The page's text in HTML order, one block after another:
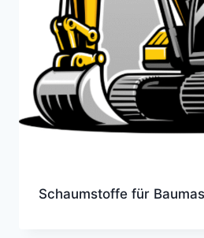
Schaumstoffe für